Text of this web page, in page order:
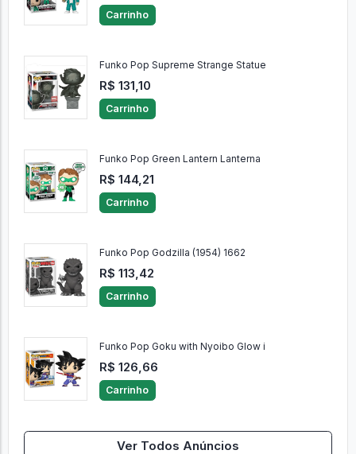
Carrinho
Funko Pop Supreme Strange Statue
R$ 131,10
Carrinho
Funko Pop Green Lantern Lanterna
R$ 144,21
Carrinho
Funko Pop Godzilla (1954) 1662
R$ 113,42
Carrinho
Funko Pop Goku with Nyoibo Glow i
R$ 126,66
Carrinho
Ver Todos Anúncios